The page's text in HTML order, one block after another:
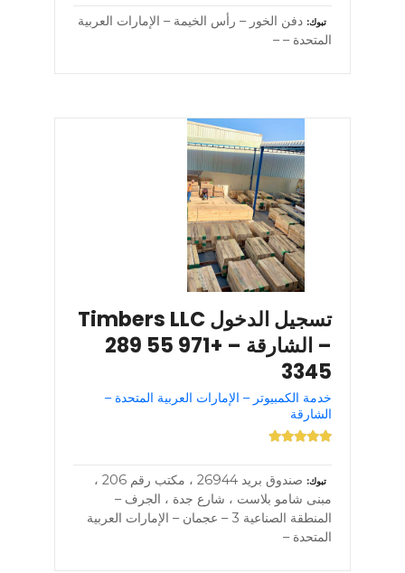
تبوك دفن الخور – رأس الخيمة – الإمارات العربية
المتحدة – –
تسجيل الدخول Timbers LLC
– الشارقة – +971 55 289
3345
خدمة الكمبيوتر – الإمارات العربية المتحدة –
الشارقة
تبوك
صندوق بريد 26944 ، مكتب رقم 206 ،
مبنى شامو بلاست ، شارع جدة ، الجرف –
المنطقة الصناعية 3 – عجمان – الإمارات العربية
المتحدة –